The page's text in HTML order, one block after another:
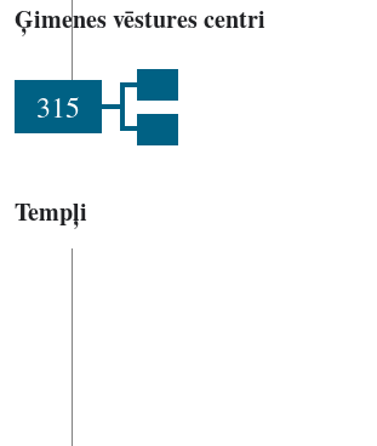
Ģimenes vēstures centri
315
Tempļi